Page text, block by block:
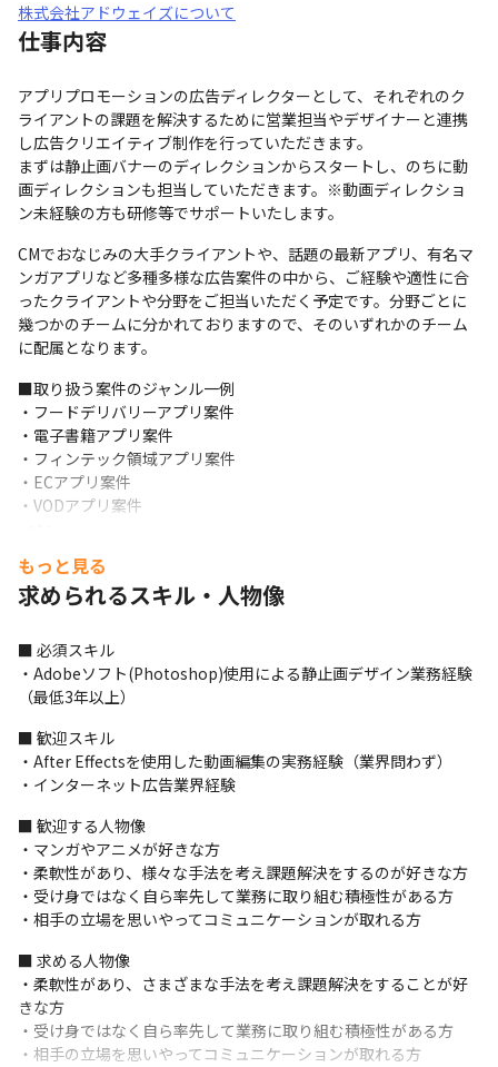
株式会社アドウェイズについて
仕事内容
アプリプロモーションの広告ディレクターとして、それぞれのク
ライアントの課題を解決するために営業担当やデザイナーと連携
し広告クリエイティブ制作を行っていただきます。
まずは静止画バナーのディレクションからスタートし、のちに動
画ディレクションも担当していただきます。※動画ディレクショ
ン未経験の方も研修等でサポートいたします。
CMでおなじみの大手クライアントや、話題の最新アプリ、有名マ
ンガアプリなど多種多様な広告案件の中から、ご経験や適性に合
ったクライアントや分野をご担当いただく予定です。分野ごとに
幾つかのチームに分かれておりますので、そのいずれかのチーム
に配属となります。
■取り扱う案件のジャンル一例
・フードデリバリーアプリ案件
・電子書籍アプリ案件
・フィンテック領域アプリ案件
・ECアプリ案件
・VODアプリ案件
■具体的な業務の流れ
[基本業務]
策定、広告効果分析、検証フローなどを営業担当者たちと打ち合
わせます。
②ラフ作成…会議で決定した内容をデザイナーへの指示に落とし
込みます。
③ミーティング/指示…制作内容や意図を共有します。デザイン表
現についてデザイナーとアイディアを出し合うことも。
④品質チェック…数多くのメディア上での見た目や規定を考慮
※1日の中で複数案件の制作進行管理をすることが多いため、業務
に慣れたら①～④をいくつか同時進行していただくイメージで
す。
[その他]
戦略からクリエイティブプランを策定しディレクションします。
・勉強会/共有会…各メンバーが得た知見を持ち寄った共有会や、
分析・検証等の勉強会も行われています。
その他にもディレクション業務だけでなく、マネジメントにも挑
戦したいというメンバーにはチームビルディングや教育などに関
もっと見る
求められるスキル・人物像
■ 必須スキル
・Adobeソフト(Photoshop)使用による静止画デザイン業務経験
（最低3年以上）
■ 歓迎スキル
・After Effectsを使用した動画編集の実務経験（業界問わず）
・インターネット広告業界経験
■ 歓迎する人物像
・マンガやアニメが好きな方
・柔軟性があり、様々な手法を考え課題解決をするのが好きな方
・受け身ではなく自ら率先して業務に取り組む積極性がある方
・相手の立場を思いやってコミュニケーションが取れる方
■ 求める人物像
・柔軟性があり、さまざまな手法を考え課題解決をすることが好
きな方
・受け身ではなく自ら率先して業務に取り組む積極性がある方
・相手の立場を思いやってコミュニケーションが取れる方